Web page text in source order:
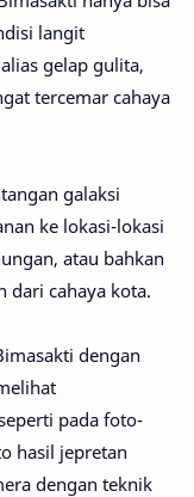
langit
gelap gulita,
tercemar cahaya
galaksi
ke lokasi-lokasi
atau bahkan
dari cahaya kota.
dengan
pada foto-
hasil jepretan
dengan teknik